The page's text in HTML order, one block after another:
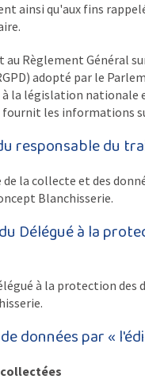
ainsi qu'aux fins
au Règlement Général
adopté par le
à la législation nationale
fournit les informations
responsable du
de la collecte et des
Blanchisserie.
Délégué à la
à la protection des
données par «
collectées